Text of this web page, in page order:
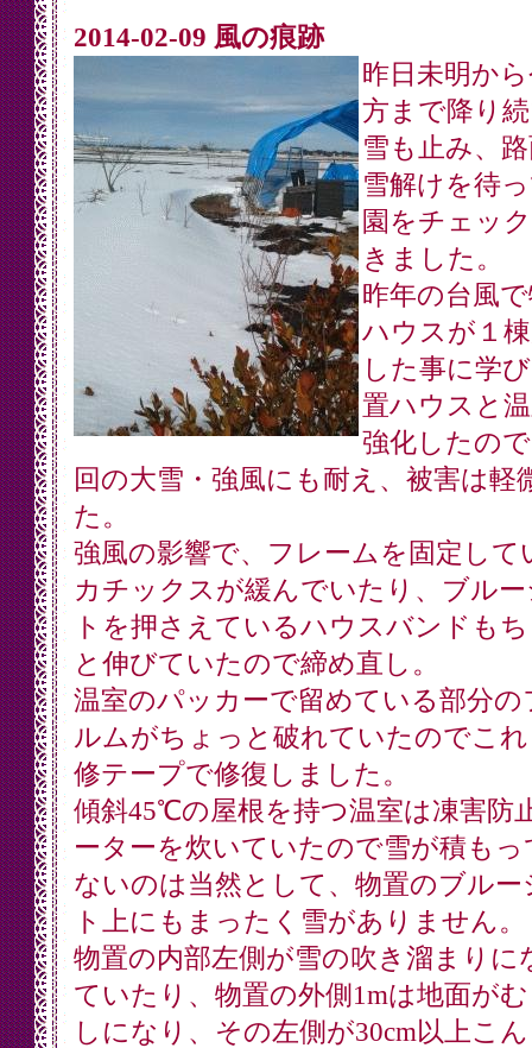
2014-02-09 風の痕跡
昨日未明か
方まで降り
雪も止み、
雪解けを待
園をチェッ
きました。
昨年の台風
ハウスが１
した事に学
置ハウスと
強化したの
回の大雪・強風にも耐え、被害は軽
た。
強風の影響で、フレームを固定して
カチックスが緩んでいたり、ブルー
トを押さえているハウスバンドも
と伸びていたので締め直し。
温室のパッカーで留めている部分の
ルムがちょっと破れていたのでこ
修テープで修復しました。
傾斜45℃の屋根を持つ温室は凍害防
ーターを炊いていたので雪が積もっ
ないのは当然として、物置のブルー
ト上にもまったく雪がありません。
物置の内部左側が雪の吹き溜まりに
ていたり、物置の外側1mは地面が
しになり、その左側が30cm以上こ